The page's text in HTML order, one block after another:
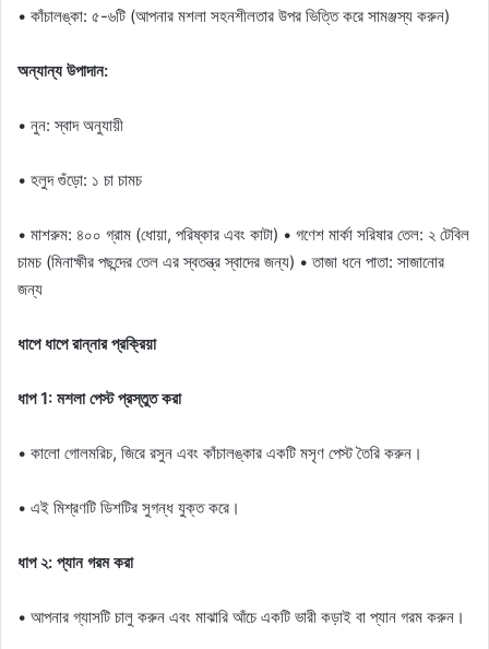
• কাঁচালঙ্কা: ৫-৬টি (আপনার মশলা সহনশীলতার উপর ভিত্তি করে সামঞ্জস্য করুন)
অন্যান্য উপাদান:
• নুন: স্বাদ অনুযায়ী
• হলুদ গুঁড়ো: ১ চা চামচ
• মাশরুম: ৪০০ গ্রাম (ধোয়া, পরিষ্কার এবং কাটা) • গণেশ মার্কা সরিষার তেল: ২ টেবিল
চামচ (মিনাক্ষীর পছন্দের তেল এর স্বতন্ত্র স্বাদের জন্য) • তাজা ধনে পাতা: সাজানোর
জন্য
ধাপে ধাপে রান্নার প্রক্রিয়া
ধাপ 1: মশলা পেস্ট প্রস্তুত করা
• কালো গোলমরিচ, জিরে রসুন এবং কাঁচালঙ্কার একটি মসৃণ পেস্ট তৈরি করুন।
• এই মিশ্রণটি ডিশটির সুগন্ধ যুক্ত করে।
ধাপ ২: প্যান গরম করা
• আপনার গ্যাসটি চালু করুন এবং মাঝারি আঁচে একটি ভারী কড়াই বা প্যান গরম করুন।